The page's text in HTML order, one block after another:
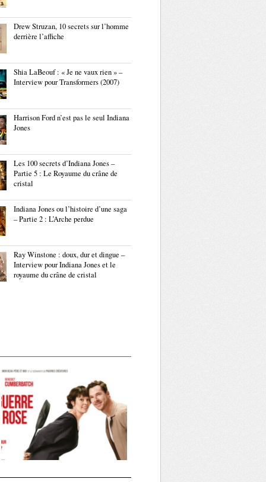
Drew Struzan, 10 secrets sur l’homme
derrière l’affiche
Shia LaBeouf : « Je ne vaux rien » –
Interview pour Transformers (2007)
Harrison Ford n’est pas le seul Indiana
Jones
Les 100 secrets d’Indiana Jones –
Partie 5 : Le Royaume du crâne de
cristal
Indiana Jones ou l’histoire d’une saga
– Partie 2 : L’Arche perdue
Ray Winstone : doux, dur et dingue –
Interview pour Indiana Jones et le
royaume du crâne de cristal